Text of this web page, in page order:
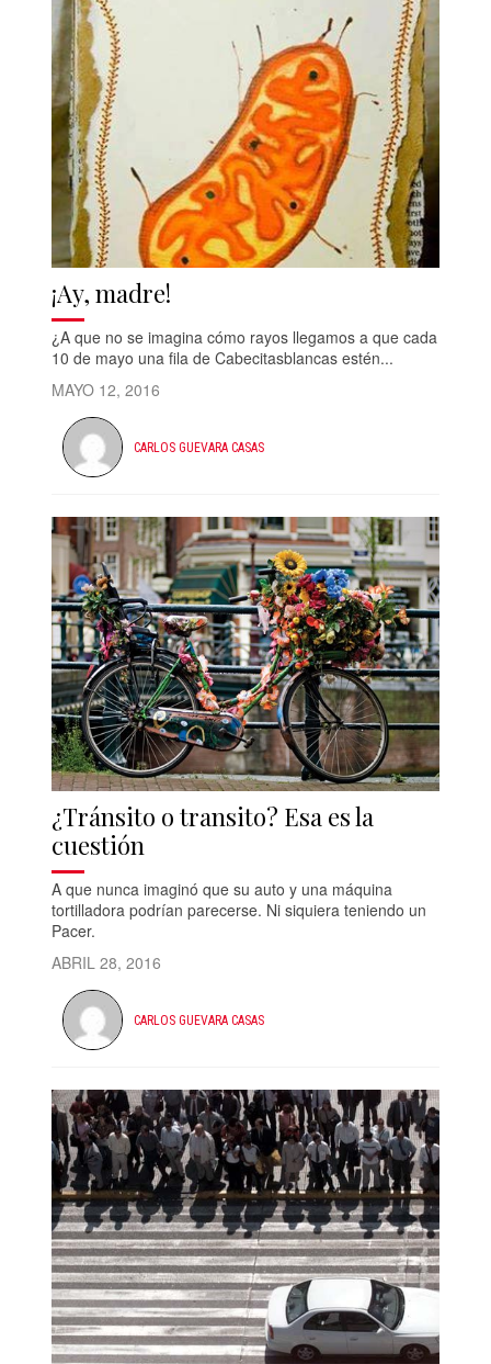
¡Ay, madre!
¿A que no se imagina cómo rayos llegamos a que cada
10 de mayo una fila de Cabecitasblancas estén...
MAYO 12, 2016
CARLOS GUEVARA CASAS
¿Tránsito o transito? Esa es la
cuestión
A que nunca imaginó que su auto y una máquina
tortilladora podrían parecerse. Ni siquiera teniendo un
Pacer.
ABRIL 28, 2016
CARLOS GUEVARA CASAS